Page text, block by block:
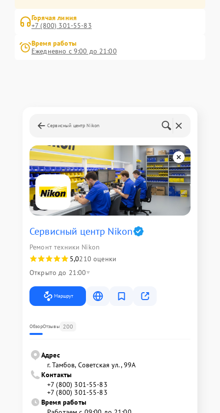
Горячая линия
+7 (800) 301-55-83
Время работы
Ежедневно с 9:00 до 21:00
Сервисный центр Nikon
Сервисный центр Nikon
Ремонт техники Nikon
5,0210 оценки
Открыто до 21:00
Маршрут
ОбзорОтзывы 200
Адрес
г. Тамбов, Советская ул., 99А
Контакты
+7 (800) 301-55-83
+7 (800) 301-55-83
Время работы